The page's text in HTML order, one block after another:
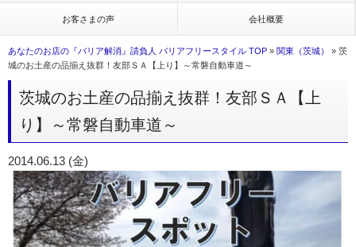
お客さまの声 会社概要
あなたのお店の『バリア解消』請負人 バリアフリースタイル TOP » 関東（茨城） » 茨
城のお土産の品揃え抜群！友部ＳＡ【上り】～常磐自動車道～
茨城のお土産の品揃え抜群！友部ＳＡ【上
り】～常磐自動車道～
2014.06.13 (金)